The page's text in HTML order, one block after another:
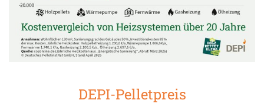
DEPI-Pelletpreis